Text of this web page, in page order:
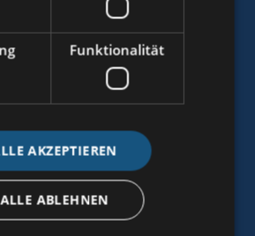
Funktionalität
AKZEPTIEREN
ALLE ABLEHNEN